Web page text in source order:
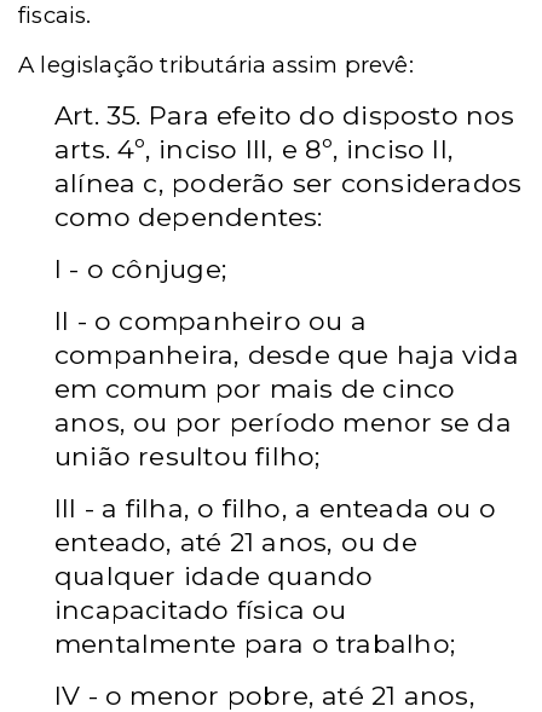
fiscais.
A legislação tributária assim prevê:
Art. 35. Para efeito do disposto nos
arts. 4º, inciso III, e 8º, inciso II,
alínea c, poderão ser considerados
como dependentes:
I - o cônjuge;
II - o companheiro ou a
companheira, desde que haja vida
em comum por mais de cinco
anos, ou por período menor se da
união resultou filho;
III - a filha, o filho, a enteada ou o
enteado, até 21 anos, ou de
qualquer idade quando
incapacitado física ou
mentalmente para o trabalho;
IV - o menor pobre, até 21 anos,